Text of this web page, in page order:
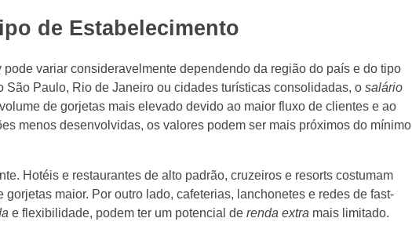
de Estabelecimento
variar consideravelmente dependendo da região do país e do tipo
Paulo, Rio de Janeiro ou cidades turísticas consolidadas, o salário
de gorjetas mais elevado devido ao maior fluxo de clientes e ao
menos desenvolvidas, os valores podem ser mais próximos do mínimo
Hotéis e restaurantes de alto padrão, cruzeiros e resorts costumam
maior. Por outro lado, cafeterias, lanchonetes e redes de fast-
e flexibilidade, podem ter um potencial de renda extra mais limitado.